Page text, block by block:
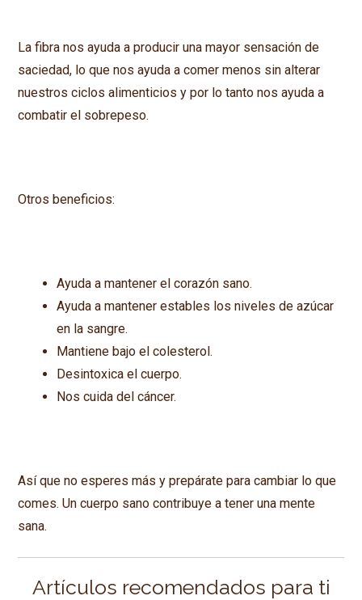
La fibra nos ayuda a producir una mayor sensación de
saciedad, lo que nos ayuda a comer menos sin alterar
nuestros ciclos alimenticios y por lo tanto nos ayuda a
combatir el sobrepeso.
Otros beneficios:
Ayuda a mantener el corazón sano.
Ayuda a mantener estables los niveles de azúcar
en la sangre.
Mantiene bajo el colesterol.
Desintoxica el cuerpo.
Nos cuida del cáncer.
Así que no esperes más y prepárate para cambiar lo que
comes. Un cuerpo sano contribuye a tener una mente
sana.
Artículos recomendados para ti